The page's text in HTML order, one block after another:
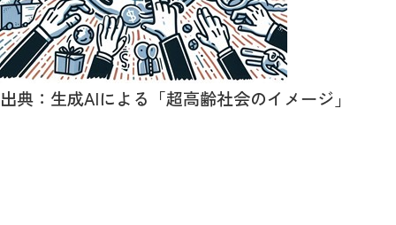
出典：生成AIによる「超高齢社会のイメージ」